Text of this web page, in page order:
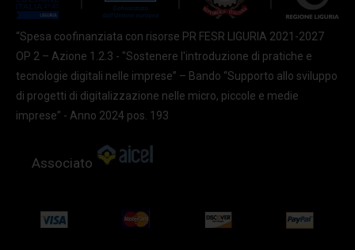
“Spesa coofinanziata con risorse PR FESR LIGURIA 2021-2027
OP 2 – Azione 1.2.3 - "Sostenere l'introduzione di pratiche e
tecnologie digitali nelle imprese” – Bando “Supporto allo sviluppo
di progetti di digitalizzazione nelle micro, piccole e medie
imprese” - Anno 2024 pos. 193
Associato